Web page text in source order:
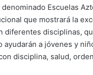
Escuelas
que mostrará la
diferentes disciplinas,
ayudarán a jóvenes y
disciplina, salud,